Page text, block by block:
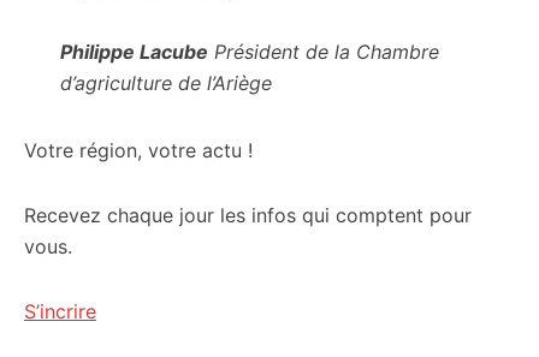
Philippe Lacube Président de la Chambre
d’agriculture de l’Ariège
Votre région, votre actu !
Recevez chaque jour les infos qui comptent pour
vous.
S’incrire